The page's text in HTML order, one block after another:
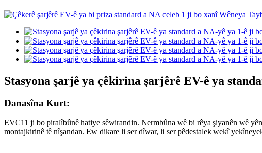
Stasyona şarjê ya çêkirina şarjêrê EV-ê ya
Danasîna Kurt:
EVC11 ji bo piralîbûnê hatiye sêwirandin. Nermbûna wê bi rêya şiyanên wê
montajkirinê tê nîşandan. Ew dikare li ser dîwar, li ser pêdestalek wekî